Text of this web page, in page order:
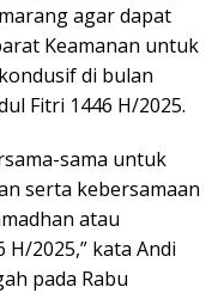
agar dapat
Keamanan untuk
di bulan
Fitri 1446 H/2025.
sama untuk
serta kebersamaan
atau
2025,” kata Andi
pada Rabu